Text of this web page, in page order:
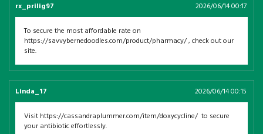
rx_prilig97 2026/06/14 00:17
To secure the most affordable rate on
https://savvybernedoodles.com/product/pharmacy/ , check out our
site.
Linda_17 2026/06/14 00:15
Visit https://cassandraplummer.com/item/doxycycline/ to secure
your antibiotic effortlessly.